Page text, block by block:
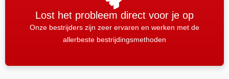
Lost het probleem direct voor je op
Onze bestrijders zijn zeer ervaren en werken met de
allerbeste bestrijdingsmethoden